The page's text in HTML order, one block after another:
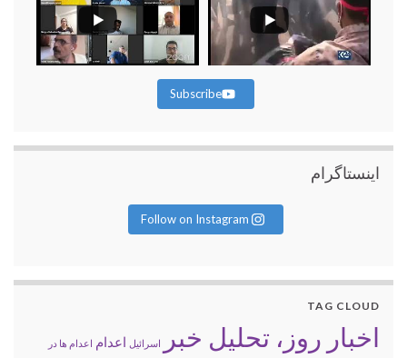
Subscribe
اینستاگرام
Follow on Instagram
TAG CLOUD
اخبار روز، تحلیل خبر اسرائیل اعدام اعدام ها در